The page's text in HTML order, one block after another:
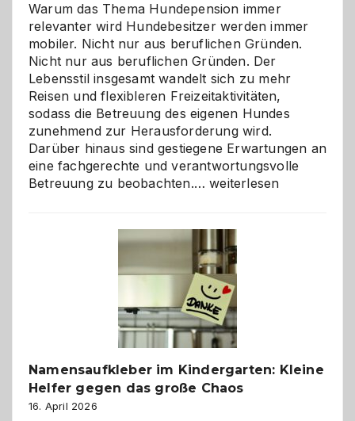
Warum das Thema Hundepension immer
relevanter wird Hundebesitzer werden immer
mobiler. Nicht nur aus beruflichen Gründen.
Nicht nur aus beruflichen Gründen. Der
Lebensstil insgesamt wandelt sich zu mehr
Reisen und flexibleren Freizeitaktivitäten,
sodass die Betreuung des eigenen Hundes
zunehmend zur Herausforderung wird.
Darüber hinaus sind gestiegene Erwartungen an
eine fachgerechte und verantwortungsvolle
Betreuung zu beobachten.…Betreuung
wann
ist
eine
Hundepension
die
richtige
weiterlesen
Namensaufkleber im Kindergarten: Kleine
Helfer gegen das große Chaos
16. April 2026